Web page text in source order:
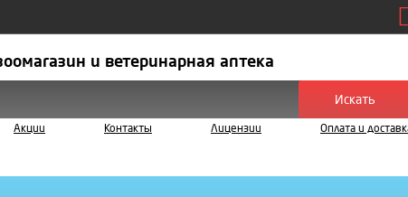
и ветеринарная аптека
Искать
Акции Контакты Лицензии Оплата и